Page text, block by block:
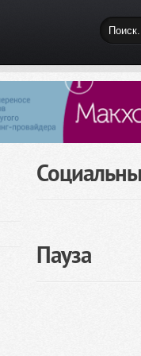
Пауза